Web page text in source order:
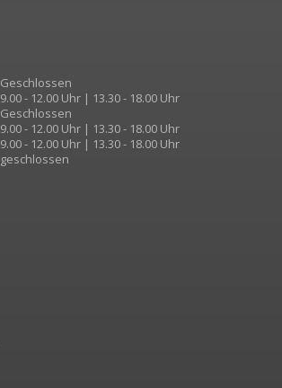
Geschlossen
9.00 - 12.00 Uhr | 13.30 - 18.00 Uhr
Geschlossen
9.00 - 12.00 Uhr | 13.30 - 18.00 Uhr
9.00 - 12.00 Uhr | 13.30 - 18.00 Uhr
geschlossen